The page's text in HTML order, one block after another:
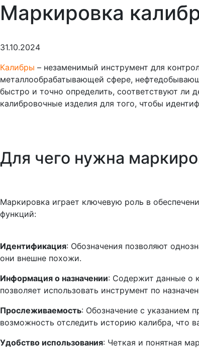
Маркировка
31.10.2024
Калибры – незаменимый инструмент для
металлообрабатывающей сфере,
быстро и точно определить, соответствуют
калибровочные изделия для того, чтобы
Для чего нужна
Маркировка играет ключевую роль в
функций:
Идентификация: Обозначения позволяют
они внешне похожи.
Информация о назначении: Содержит данные о
позволяет использовать инструмент по
Прослеживаемость: Обозначение с указанием
возможность отследить историю калибра, что
Удобство использования: Четкая и понятная